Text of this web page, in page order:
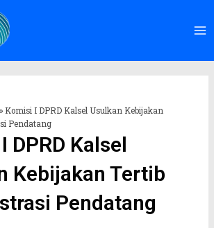
» Komisi I DPRD Kalsel Usulkan Kebijakan
Pendatang
DPRD Kalsel
Kebijakan Tertib
Pendatang